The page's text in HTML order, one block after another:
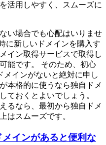
活用しやすく、スムーズに
い場合でも心配はいりませ
に新しいドメインを購入す
イン取得サービスで取得し
能です。 そのため、初心
メインがないと絶対に申し
本格的に使うなら独自ドメ
ておくとよいでしょう。
るなら、最初から独自ドメ
はスムーズです。
メインがあると便利な